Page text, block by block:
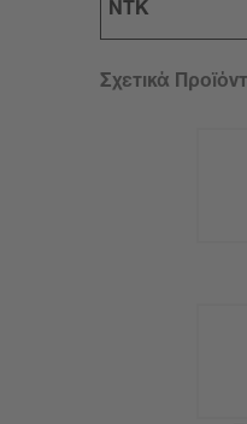
NTK
Σχετικά